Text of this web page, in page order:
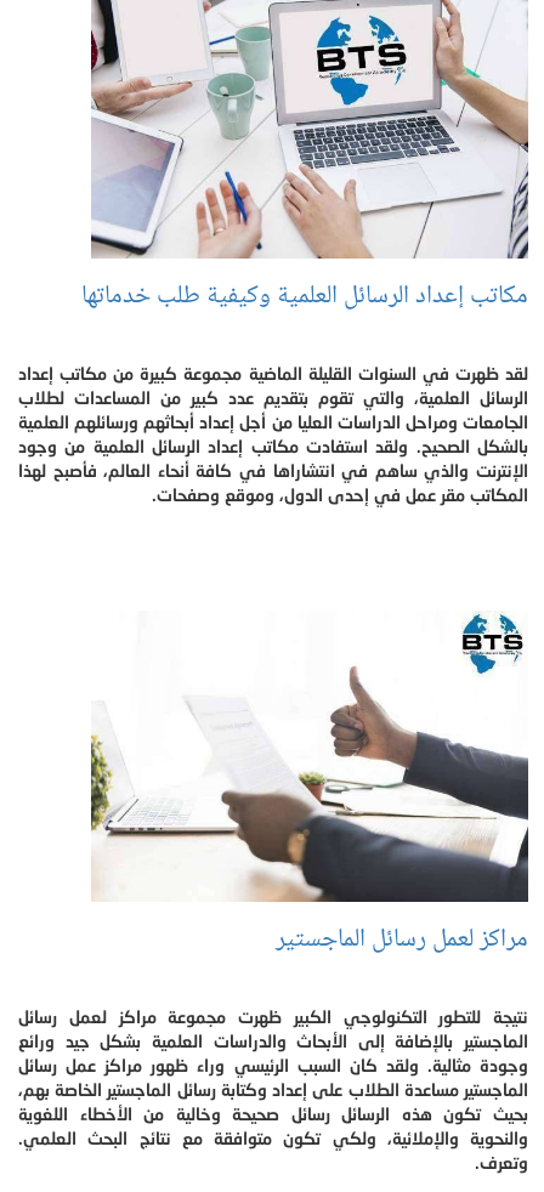
مكاتب إعداد الرسائل العلمية وكيفية طلب خدماتها
لقد ظهرت في السنوات القليلة الماضية مجموعة كبيرة من مكاتب إعداد
الرسائل العلمية، والتي تقوم بتقديم عدد كبير من المساعدات لطلاب
الجامعات ومراحل الدراسات العليا من أجل إعداد أبحاثهم ورسائلهم العلمية
بالشكل الصحيح. ولقد استفادت مكاتب إعداد الرسائل العلمية من وجود
الإنترنت والذي ساهم في انتشاراها في كافة أنحاء العالم، فأصبح لهذا
المكاتب مقر عمل في إحدى الدول، وموقع وصفحات.
مراكز لعمل رسائل الماجستير
نتيجة للتطور التكنولوجي الكبير ظهرت مجموعة مراكز لعمل رسائل
الماجستير بالإضافة إلى الأبحاث والدراسات العلمية بشكل جيد ورائع
وجودة مثالية. ولقد كان السبب الرئيسي وراء ظهور مراكز عمل رسائل
الماجستير مساعدة الطلاب على إعداد وكتابة رسائل الماجستير الخاصة بهم،
بحيث تكون هذه الرسائل رسائل صحيحة وخالية من الأخطاء اللغوية
والنحوية والإملائية، ولكي تكون متوافقة مع نتائج البحث العلمي.
وتعرف.